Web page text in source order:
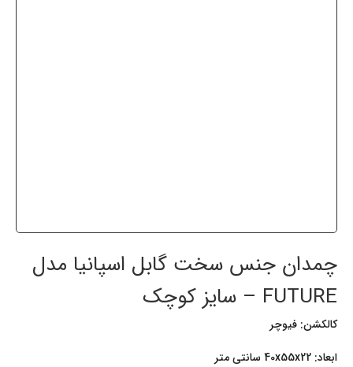
چمدان جنس سخت گابل اسپانیا مدل
FUTURE – سایز کوچک
کالکشن: فیوچر
ابعاد: 40x55x22 سانتی متر